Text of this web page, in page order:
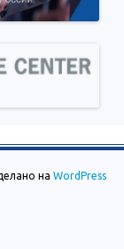
на WordPress